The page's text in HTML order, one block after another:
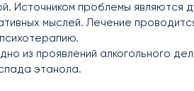
Источником проблемы
мыслей. Лечение
из проявлений алкогольного
этанола.